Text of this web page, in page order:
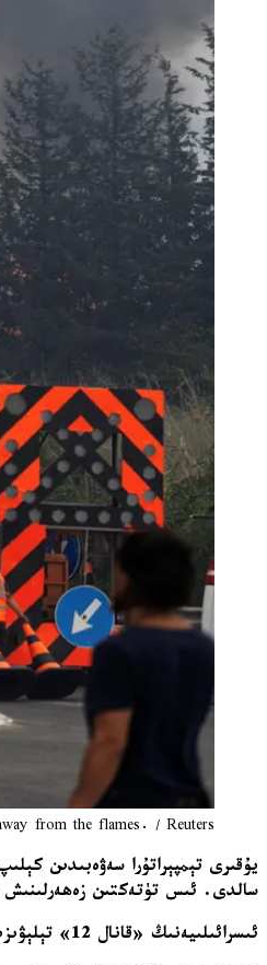
from the flames. / Reuters
يۇقىرى تېمپېراتۇرا سەۋەبىدىن
سالدى. ئىس تۈتەكتىن زەھەرلىنىش سەۋەبىدىن ئاز دېگەندە 20 كىشى بالنېستقا ئېلىندى. تېل-ئاۋىۋ تېزلىك بىلەن
ئىسرائىلىيەنىڭ «قانال 12» تېلېۋىزىيەسى چارشەنبە كۈنى ئوت ئاپىتىنىڭ ھازىر 2010-يىلىدىكى ۋەيران قىلغۇچ كارمەل تېغى دالا ئوت ئاپىتىدىنمۇ چوڭ دائىرىگە كېڭەيگەنلىكىنى بىلدۈردى.